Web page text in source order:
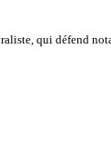
qui défend